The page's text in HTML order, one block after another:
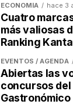
ECONOMÍA hace 3
Cuatro
más valiosas
Ranking
EVENTOS / AGENDA
Abiertas las
concursos del
Gastronómico